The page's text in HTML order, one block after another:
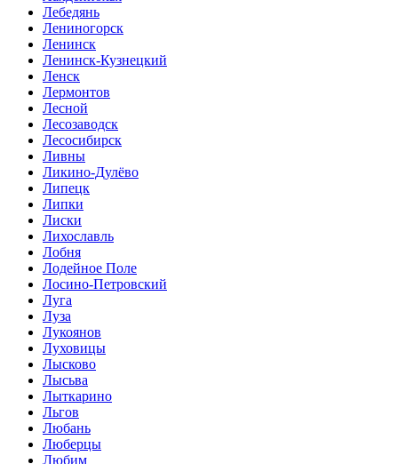
Лебедянь
Лениногорск
Ленинск
Ленинск-Кузнецкий
Ленск
Лермонтов
Лесной
Лесозаводск
Лесосибирск
Ливны
Ликино-Дулёво
Липецк
Липки
Лиски
Лихославль
Лобня
Лодейное Поле
Лосино-Петровский
Луга
Луза
Лукоянов
Луховицы
Лысково
Лысьва
Лыткарино
Льгов
Любань
Люберцы
Любим